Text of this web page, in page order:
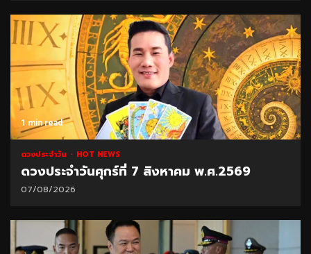
1 min read
ดวงประจำวัน HOT NEWS
ดวงประจำวันศุกร์ที่ 7 สิงหาคม พ.ศ.2569
07/08/2026